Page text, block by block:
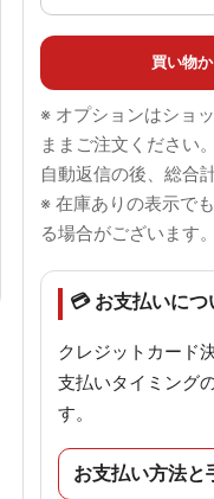
買い物
※ オプションはショ
ままご注文ください
自動返信の後、総合
※ 在庫ありの表示で
る場合がございます
💳 お支払いにつ
クレジットカード
支払いタイミング
す。
お支払い方法と